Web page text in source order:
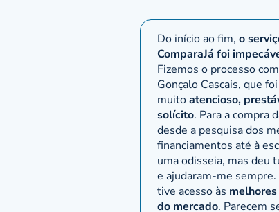
Do início ao fim, o
ComparaJá foi
Fizemos o processo
Gonçalo Cascais, que
muitoatencioso,
solícito. Para a compra
desde a pesquisa dos
financiamentos até à
uma odisseia, mas deu
e ajudaram-me sempre.
tive acesso às
do mercado. Parecem